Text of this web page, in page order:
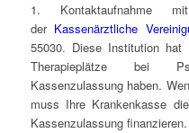
1. Kontaktaufnahme
der Kassenärztliche
55030. Diese Institution hat
Therapieplätze bei
Kassenzulassung haben.
muss Ihre Krankenkasse
Kassenzulassung finanzieren.